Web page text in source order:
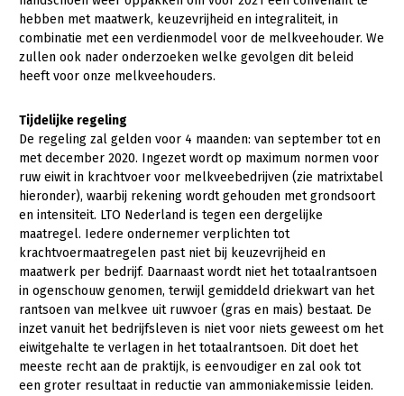
Dier
Biologische Landbouw
Kalverhouderij
Konijnenhouderij
Melkveehouderij
Paardenhouderij
Pluimveehouderij
Schapenhouderij
Varkenshouderij
Vleesveehouderij
Plant
Biologische Landbouw
Bollenteelt
Bomen, vaste planten en zomerbloemen
Fruitteelt
Glastuinbouw
Paddenstoelen
Vollegrondsgroente
Multifunctioneel
Vrouw en Bedrijf
Onderwerpen
Nieuws
Nieuwsabonnement
Webinars
Over LTO
LTO Nederland
Mensen
Bestuur en Directie
Jaarverslag 2023
hebben met maatwerk, keuzevrijheid en integraliteit, in
combinatie met een verdienmodel voor de melkveehouder. We
zullen ook nader onderzoeken welke gevolgen dit beleid
heeft voor onze melkveehouders.
Tijdelijke regeling
De regeling zal gelden voor 4 maanden: van september tot en
met december 2020. Ingezet wordt op maximum normen voor
ruw eiwit in krachtvoer voor melkveebedrijven (zie matrixtabel
hieronder), waarbij rekening wordt gehouden met grondsoort
en intensiteit. LTO Nederland is tegen een dergelijke
maatregel. Iedere ondernemer verplichten tot
krachtvoermaatregelen past niet bij keuzevrijheid en
maatwerk per bedrijf. Daarnaast wordt niet het totaalrantsoen
in ogenschouw genomen, terwijl gemiddeld driekwart van het
rantsoen van melkvee uit ruwvoer (gras en mais) bestaat. De
inzet vanuit het bedrijfsleven is niet voor niets geweest om het
eiwitgehalte te verlagen in het totaalrantsoen. Dit doet het
meeste recht aan de praktijk, is eenvoudiger en zal ook tot
een groter resultaat in reductie van ammoniakemissie leiden.